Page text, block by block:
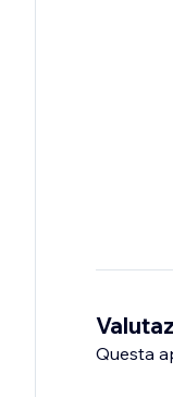
Questa